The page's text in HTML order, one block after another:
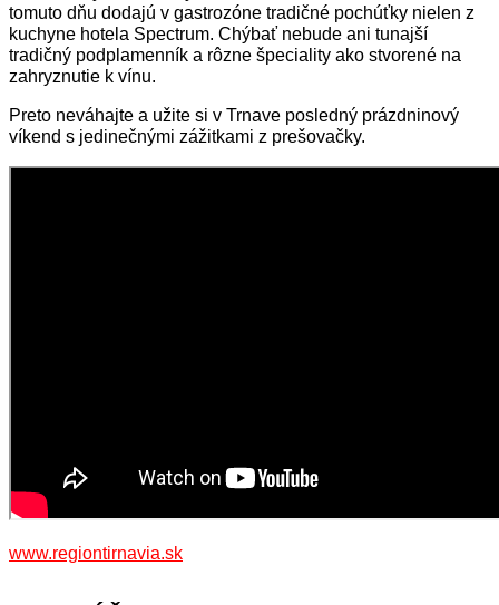
tomuto dňu dodajú v gastrozóne tradičné pochúťky nielen z
kuchyne hotela Spectrum. Chýbať nebude ani tunajší
tradičný podplamenník a rôzne špeciality ako stvorené na
zahryznutie k vínu.
Preto neváhajte a užite si v Trnave posledný prázdninový
víkend s jedinečnými zážitkami z prešovačky.
www.regiontirnavia.sk